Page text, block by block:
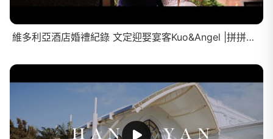
維多利亞酒店婚禮紀錄 文定迎娶宴客Kuo&Angel |拼拼影像 婚禮攝影 Taiwan wedding video 婚禮錄影 婚錄 精華 ThePuzzleFilm